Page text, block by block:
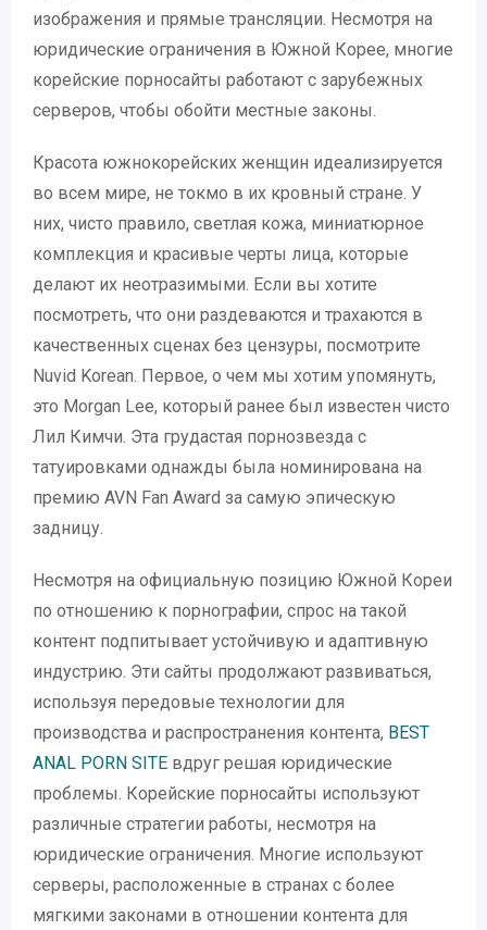
изображения и прямые трансляции. Несмотря на
юридические ограничения в Южной Корее, многие
корейские порносайты работают с зарубежных
серверов, чтобы обойти местные законы.
Красота южнокорейских женщин идеализируется
во всем мире, не токмо в их кровный стране. У
них, чисто правило, светлая кожа, миниатюрное
комплекция и красивые черты лица, которые
делают их неотразимыми. Если вы хотите
посмотреть, что они раздеваются и трахаются в
качественных сценах без цензуры, посмотрите
Nuvid Korean. Первое, о чем мы хотим упомянуть,
это Morgan Lee, который ранее был известен чисто
Лил Кимчи. Эта грудастая порнозвезда с
татуировками однажды была номинирована на
премию AVN Fan Award за самую эпическую
задницу.
Несмотря на официальную позицию Южной Кореи
по отношению к порнографии, спрос на такой
контент подпитывает устойчивую и адаптивную
индустрию. Эти сайты продолжают развиваться,
используя передовые технологии для
производства и распространения контента, BEST
ANAL PORN SITE вдруг решая юридические
проблемы. Корейские порносайты используют
различные стратегии работы, несмотря на
юридические ограничения. Многие используют
серверы, расположенные в странах с более
мягкими законами в отношении контента для